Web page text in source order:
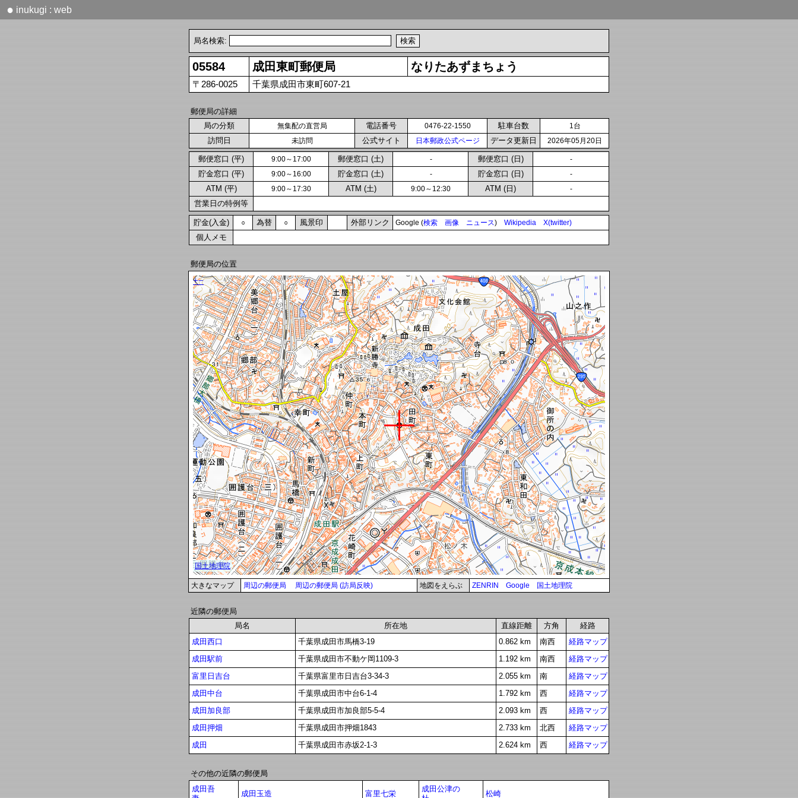
● inukugi : web
局名検索:
05584 成田東町郵便局 なりたあずまちょう
〒286-0025 千葉県成田市東町607-21
郵便局の詳細
局の分類
無集配の直営局 電話番号 0476-22-1550 駐車台数 1台
訪問日 未訪問 公式サイト 日本郵政公式ページ データ更新日 2026年05月20日
郵便窓口 (平) 9:00～17:00 郵便窓口 (土) - 郵便窓口 (日) -
貯金窓口 (平) 9:00～16:00 貯金窓口 (土) - 貯金窓口 (日) -
ATM (平) 9:00～17:30 ATM (土) 9:00～12:30 ATM (日) -
営業日の特例等
貯金(入金) ○ 為替 ○ 風景印 外部リンク Google (検索 画像 ニュース) Wikipedia X(twitter)
個人メモ
郵便局の位置
大きなマップ 周辺の郵便局 周辺の郵便局 (訪局反映) 地図をえらぶ ZENRIN Google 国土地理院
近隣の郵便局
局名
所在地 直線距離 方角
経路
成田西口
千葉県成田市馬橋3-19 0.862 km 南西
経路マップ
成田駅前
千葉県成田市不動ケ岡1109-3 1.192 km 南西
経路マップ
富里日吉台
千葉県富里市日吉台3-34-3 2.055 km 南
経路マップ
成田中台
千葉県成田市中台6-1-4 1.792 km 西
経路マップ
成田加良部
千葉県成田市加良部5-5-4 2.093 km 西
経路マップ
成田押畑
千葉県成田市押畑1843 2.733 km 北西
経路マップ
成田
千葉県成田市赤坂2-1-3 2.624 km 西 経路マップ
その他の近隣の郵便局
成田吾
成田玉造 富里七栄
成田公津の
松崎